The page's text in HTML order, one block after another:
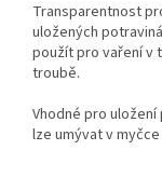
Transparentnost
uložených
použít pro vaření v
troubě.
Vhodné pro
lze umývat v